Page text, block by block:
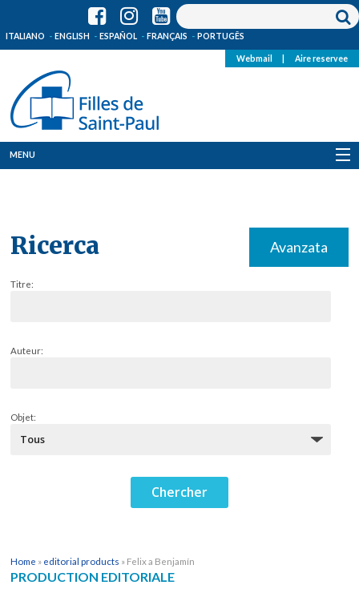
ITALIANO ENGLISH ESPAÑOL FRANÇAIS PORTUGÊS
Webmail Aire reservee
MENU
Ricerca Avanzata
Titre:
Auteur:
Objet:
Home » editorial products » Felix a Benjamín
PRODUCTION EDITORIALE